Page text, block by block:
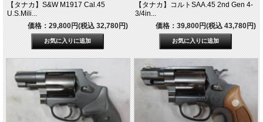
【タナカ】S&W M1917 Cal.45
U.S.Mili...
価格：29,800円(税込 32,780円)
【タナカ】コルトSAA.45 2nd Gen 4-
3/4in...
価格：39,800円(税込 43,780円)